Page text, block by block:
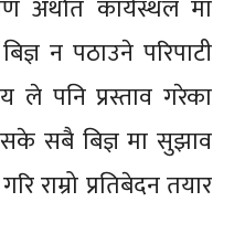
अर्थात कार्यस्थल मा
न पठाउने परिपाटी
ले पनि प्रस्ताव गरेका
सके सबै बिज्ञ मा सुझाव
राम्रो प्रतिबेदन तयार